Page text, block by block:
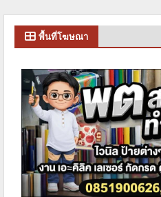
พื้นที่โฆษณา